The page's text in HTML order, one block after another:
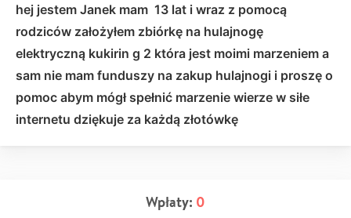
hej jestem Janek mam 13 lat i wraz z pomocą
rodziców założyłem zbiórkę na hulajnogę
elektryczną kukirin g 2 która jest moimi marzeniem a
sam nie mam funduszy na zakup hulajnogi i proszę o
pomoc abym mógł spełnić marzenie wierze w siłe
internetu dziękuje za każdą złotówkę
Wpłaty: 0